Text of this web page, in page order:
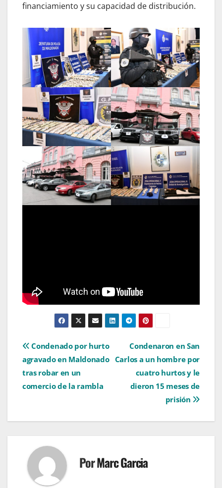
financiamiento y su capacidad de distribución.
Navegación
de
entradas
Condenaron en San
Carlos a un hombre por
cuatro hurtos y le
dieron 15 meses de
prisión
Condenado por hurto
agravado en Maldonado
tras robar en un
comercio de la rambla
PorMarc Garcia